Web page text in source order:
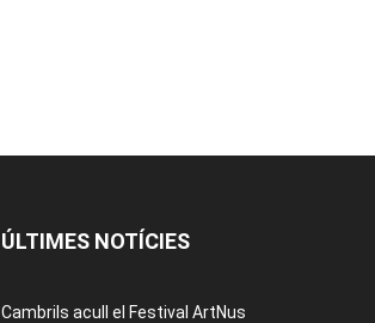
ÚLTIMES NOTÍCIES
Cambrils acull el Festival ArtNus